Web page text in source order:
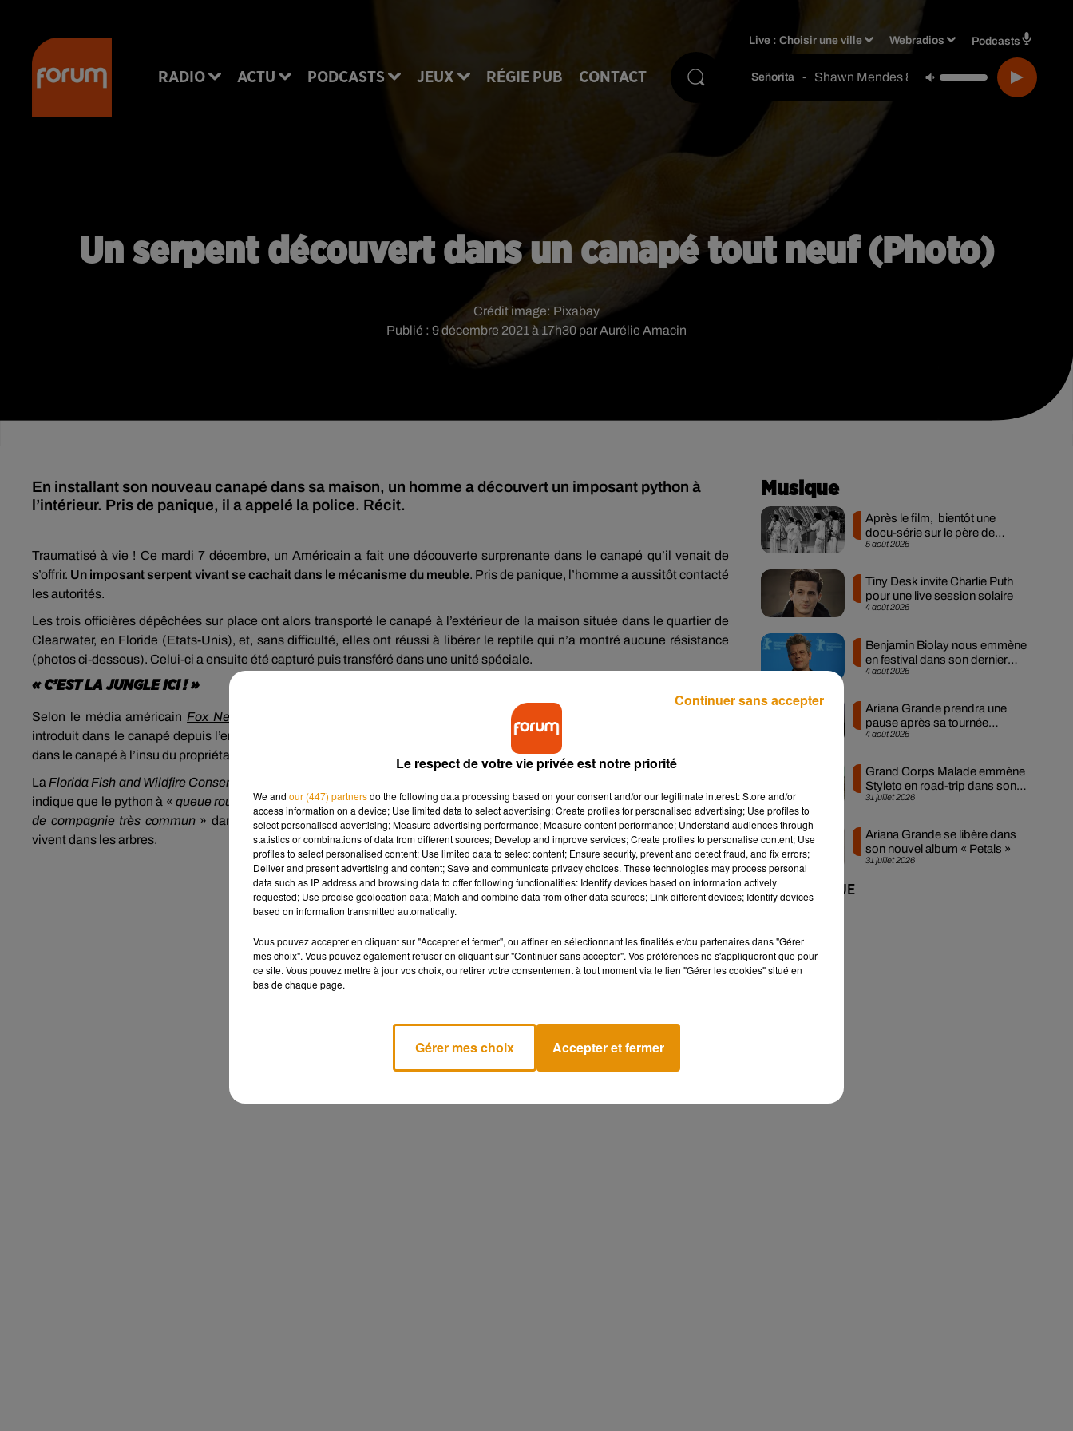
RADIO ACTU PODCASTS JEUX RÉGIE PUB CONTACT
Live :Choisir une ville Webradios Podcasts
Señorita - Shawn Mendes & Camila Cabello
Un serpent découvert dans un canapé tout neuf (Photo)
Publié : 9 décembre 2021 à 17h30 par Aurélie Amacin
Crédit image: Pixabay
En installant son nouveau canapé dans sa maison, un homme a découvert un imposant python à
l’intérieur. Pris de panique, il a appelé la police. Récit.
Traumatisé à vie ! Ce mardi 7 décembre, un Américain a fait une découverte surprenante dans le canapé qu’il venait de
s’offrir. Un imposant serpent vivant se cachait dans le mécanisme du meuble. Pris de panique, l’homme a aussitôt contacté
les autorités.
Les trois officières dépêchées sur place ont alors transporté le canapé à l’extérieur de la maison située dans le quartier de
Clearwater, en Floride (Etats-Unis), et, sans difficulté, elles ont réussi à libérer le reptile qui n’a montré aucune résistance
(photos ci-dessous). Celui-ci a ensuite été capturé puis transféré dans une unité spéciale.
« C’EST LA JUNGLE ICI ! »
Selon le média américain Fox News un python mesurant plus d’1,50 mètres de long
introduit dans le canapé depuis l’entrepôt de stockage. Autre hypothèse : il se serait faufilé dans la maison et élu domicile
dans le canapé à l’insu du propriétaire.
, a plaisanté le chef de la police locale sur Facebook.
La Florida Fish and Wildfire Conservation Commission
indique que le python à « queue rousse » est une espèce non-vénéneuse très répandue dans l’État de Floride et un «animal
de compagnie très commun» dans le quartier. Il se nourrit essentiellement de lézards, d’oiseaux et autres animaux qui
vivent dans les arbres.
Musique
5 août 2026
Après le film, bientôt une
docu-série sur le père de
Michael Jackson
4 août 2026
Tiny Desk invite Charlie Puth
pour une live session solaire
4 août 2026
Benjamin Biolay nous emmène
en festival dans son dernier
clip
4 août 2026
Ariana Grande prendra une
pause après sa tournée
mondiale
31 juillet 2026
Grand Corps Malade emmène
Styleto en road-trip dans son
nouveau clip
31 juillet 2026
Ariana Grande se libère dans
son nouvel album « Petals »
+ DE MUSIQUE
Le respect de votre vie privée est notre priorité
We and our (447) partnersdo the following data processing based on your consent and/or our legitimate interest: Store and/or
access information on a device; Use limited data to select advertising; Create profiles for personalised advertising; Use profiles to
select personalised advertising; Measure advertising performance; Measure content performance; Understand audiences through
statistics or combinations of data from different sources; Develop and improve services; Create profiles to personalise content; Use
profiles to select personalised content; Use limited data to select content; Ensure security, prevent and detect fraud, and fix errors;
Deliver and present advertising and content; Save and communicate privacy choices. These technologies may process personal
data such as IP address and browsing data to offer following functionalities: Identify devices based on information actively
requested; Use precise geolocation data; Match and combine data from other data sources; Link different devices; Identify devices
based on information transmitted automatically.
Vous pouvez accepter en cliquant sur "Accepter et fermer", ou affiner en sélectionnant les finalités et/ou partenaires dans "Gérer
mes choix". Vous pouvez également refuser en cliquant sur "Continuer sans accepter". Vos préférences ne s'appliqueront que pour
ce site. Vous pouvez mettre à jour vos choix, ou retirer votre consentement à tout moment via le lien "Gérer les cookies" situé en
bas de chaque page.
Gérer mes choix Accepter et fermer
Continuer sans accepter